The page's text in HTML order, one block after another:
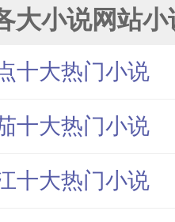
大小说网站小
十大热门小说
十大热门小说
十大热门小说